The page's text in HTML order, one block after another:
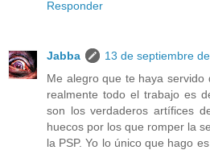
Responder
Jabba
13 de septiembre
Me alegro que te haya servido
realmente todo el trabajo es
son los verdaderos artífices
huecos por los que romper la
la PSP. Yo lo único que hago